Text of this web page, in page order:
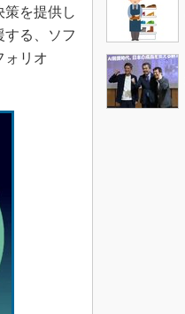
策を提供し
る、ソフ
ォリオ